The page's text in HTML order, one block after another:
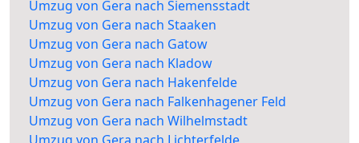
Umzug von Gera nach Siemensstadt
Umzug von Gera nach Staaken
Umzug von Gera nach Gatow
Umzug von Gera nach Kladow
Umzug von Gera nach Hakenfelde
Umzug von Gera nach Falkenhagener Feld
Umzug von Gera nach Wilhelmstadt